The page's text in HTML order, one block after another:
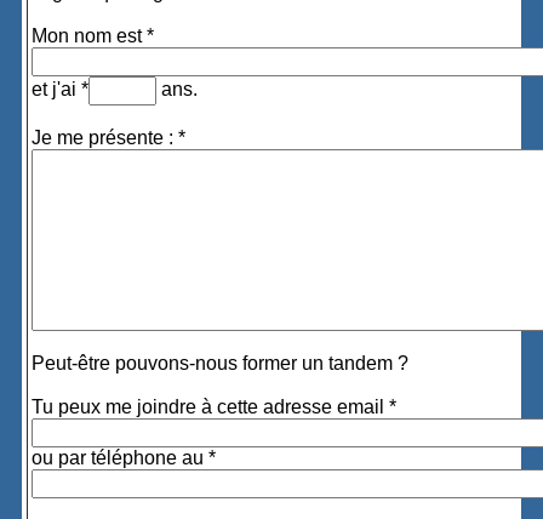
Mon nom est *
et j'ai * ans.
Je me présente : *
Peut-être pouvons-nous former un tandem ?
Tu peux me joindre à cette adresse email *
ou par téléphone au *